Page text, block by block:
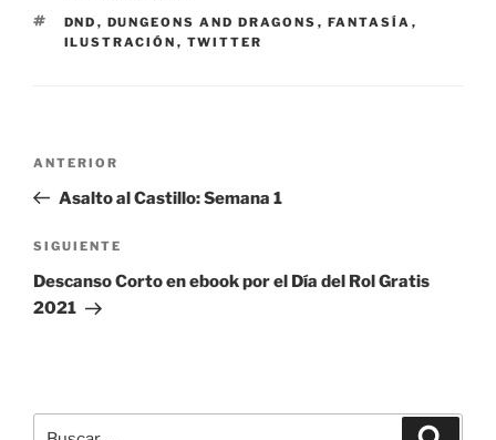
ETIQUETAS
DND , DUNGEONS AND DRAGONS , FANTASÍA ,
ILUSTRACIÓN , TWITTER
entradas
Entrada
anterior:
ANTERIOR
Asalto al Castillo: Semana 1
Siguiente
entrada
SIGUIENTE
Descanso Corto en ebook por el Día del Rol Gratis
2021